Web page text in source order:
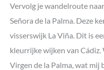
Vervolg je wandelroute
Señora de la Palma. Deze
visserswijk La Viña. Dit is
kleurrijke wijken van Cádiz.
Virgen de la Palma, wat mij